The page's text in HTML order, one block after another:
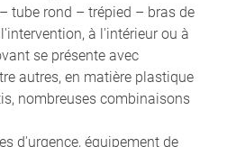
tube rond – trépied – bras de
à l'intérieur ou à
se présente avec
autres, en matière plastique
nombreuses combinaisons
d'urgence, équipement de